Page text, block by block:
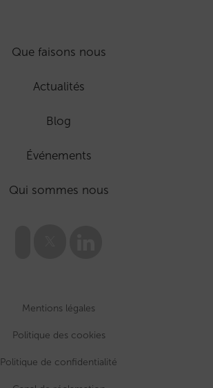
Que faisons nous
Actualités
Blog
Événements
Qui sommes nous
Mentions légales
Politique des cookies
Politique de confidentialité